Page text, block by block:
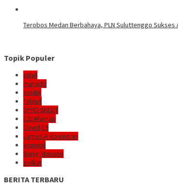
Terobos Medan Berbahaya, PLN Suluttenggo Sukses
Topik Populer
sulut
manado
politik
Talaud
DPRD SULUT
E2L-Mantap
Covid-19
James A Kojongian
kriminal
Banjir Manado
golkar
BERITA TERBARU